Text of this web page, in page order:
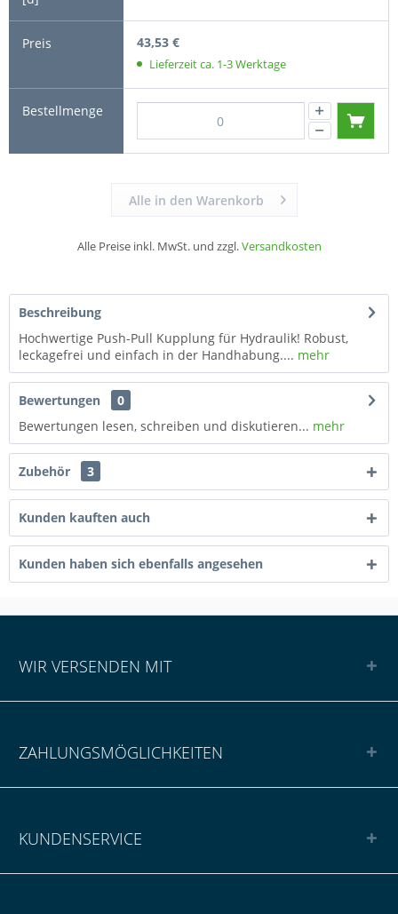
43,53 €
Lieferzeit ca. 1-3 Werktage
Alle Preise inkl. MwSt. und zzgl.Versandkosten
Alle in den Warenkorb
Beschreibung
Hochwertige Push-Pull Kupplung für Hydraulik! Robust,
leckagefrei und einfach in der Handhabung.... mehr
Bewertungen
0
Bewertungen lesen, schreiben und diskutieren... mehr
Zubehör 3
Kunden kauften auch
Kunden haben sich ebenfalls angesehen
WIR VERSENDEN MIT
ZAHLUNGSMÖGLICHKEITEN
KUNDENSERVICE